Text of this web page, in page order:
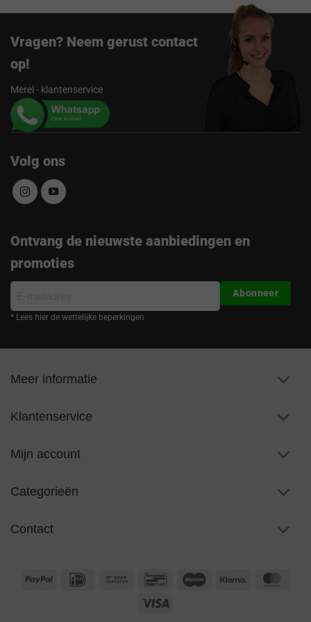
Vragen? Neem gerust contact
op!
Merel - klantenservice
Volg ons
Ontvang de nieuwste aanbiedingen en
promoties
mailadres
* Lees hier de wettelijke beperkingen
Abonneer
Meer informatie
Klantenservice
Mijn account
Categorieën
Contact
PayPal IDeal
Bank
BancontactMaestro Klarna